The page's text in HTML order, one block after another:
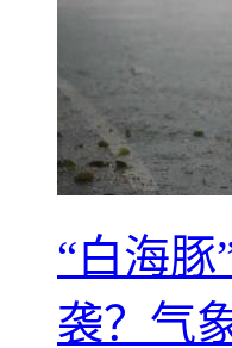
“白海
袭？气